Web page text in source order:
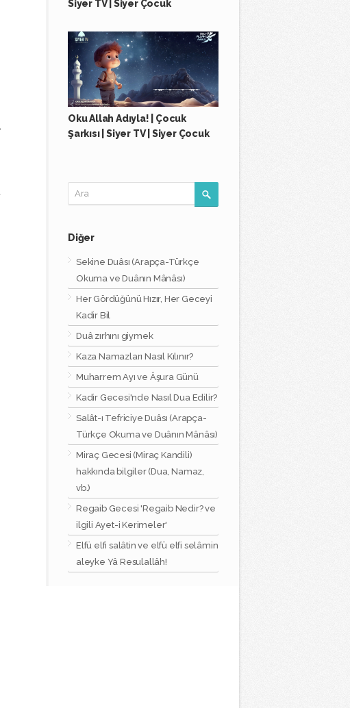
Siyer TV | Siyer Çocuk
Oku Allah Adıyla! | Çocuk
Şarkısı | Siyer TV | Siyer Çocuk
Diğer
Sekine Duâsı (Arapça-Türkçe
Okuma ve Duânın Mânâsı)
Her Gördüğünü Hızır, Her Geceyi
Kadir Bil
Duâ zırhını giymek
Kaza Namazları Nasıl Kılınır?
Muharrem Ayı ve Âşura Günü
Kadir Gecesi'nde Nasıl Dua Edilir?
Salât-ı Tefriciye Duâsı (Arapça-
Türkçe Okuma ve Duânın Mânâsı)
Miraç Gecesi (Miraç Kandili)
hakkında bilgiler (Dua, Namaz,
vb.)
Regaib Gecesi 'Regaib Nedir? ve
ilgili Ayet-i Kerimeler'
Elfü elfi salâtin ve elfü elfi selâmin
aleyke Yâ Resulallâh!